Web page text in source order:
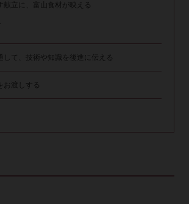
献立に、富山食材が映える
して、技術や知識を後進に伝える
お渡しする